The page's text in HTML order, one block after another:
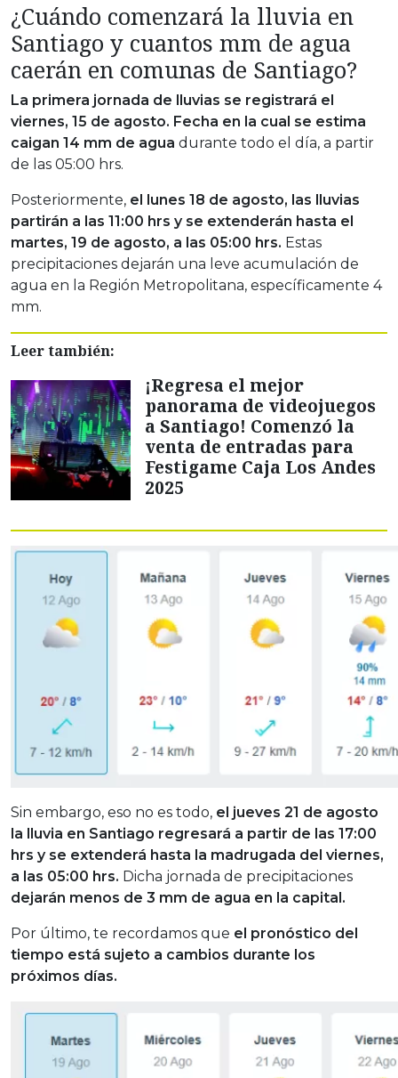
¿Cuándo comenzará la lluvia en
Santiago y cuantos mm de agua
caerán en comunas de Santiago?
La primera jornada de lluvias se registrará el
viernes, 15 de agosto. Fecha en la cual se estima
caigan 14 mm de agua durante todo el día, a partir
de las 05:00 hrs.
Posteriormente, el lunes 18 de agosto, las lluvias
partirán a las 11:00 hrs y se extenderán hasta el
martes, 19 de agosto, a las 05:00 hrs. Estas
precipitaciones dejarán una leve acumulación de
agua en la Región Metropolitana, específicamente 4
mm.
Leer también:
¡Regresa el mejor
panorama de videojuegos
a Santiago! Comenzó la
venta de entradas para
Festigame Caja Los Andes
2025
Sin embargo, eso no es todo, el jueves 21 de agosto
la lluvia en Santiago regresará a partir de las 17:00
hrs y se extenderá hasta la madrugada del viernes,
a las 05:00 hrs. Dicha jornada de precipitaciones
dejarán menos de 3 mm de agua en la capital.
Por último, te recordamos que el pronóstico del
tiempo está sujeto a cambios durante los
próximos días.